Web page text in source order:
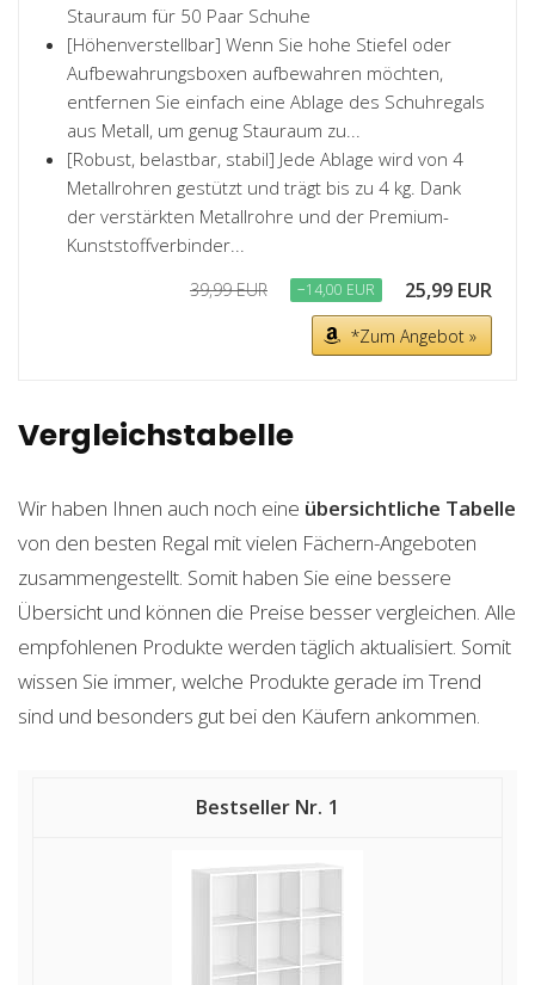
Stauraum für 50 Paar Schuhe
[Höhenverstellbar] Wenn Sie hohe Stiefel oder
Aufbewahrungsboxen aufbewahren möchten,
entfernen Sie einfach eine Ablage des Schuhregals
aus Metall, um genug Stauraum zu...
[Robust, belastbar, stabil] Jede Ablage wird von 4
Metallrohren gestützt und trägt bis zu 4 kg. Dank
der verstärkten Metallrohre und der Premium-
Kunststoffverbinder...
39,99 EUR −14,00 EUR 25,99 EUR
*Zum Angebot »
Vergleichstabelle
Wir haben Ihnen auch noch eine übersichtliche Tabelle
von den besten Regal mit vielen Fächern-Angeboten
zusammengestellt. Somit haben Sie eine bessere
Übersicht und können die Preise besser vergleichen. Alle
empfohlenen Produkte werden täglich aktualisiert. Somit
wissen Sie immer, welche Produkte gerade im Trend
sind und besonders gut bei den Käufern ankommen.
1